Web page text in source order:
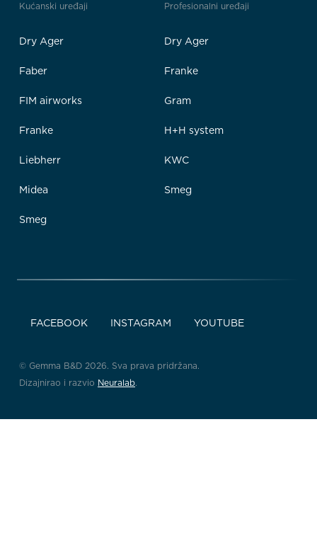
Kućanski uređaji
Dry Ager
Faber
FIM airworks
Franke
Liebherr
Midea
Smeg
Profesionalni uređaji
Dry Ager
Franke
Gram
H+H system
KWC
Smeg
FACEBOOK INSTAGRAM YOUTUBE
© Gemma B&D 2026. Sva prava pridržana.
Dizajnirao i razvio Neuralab.